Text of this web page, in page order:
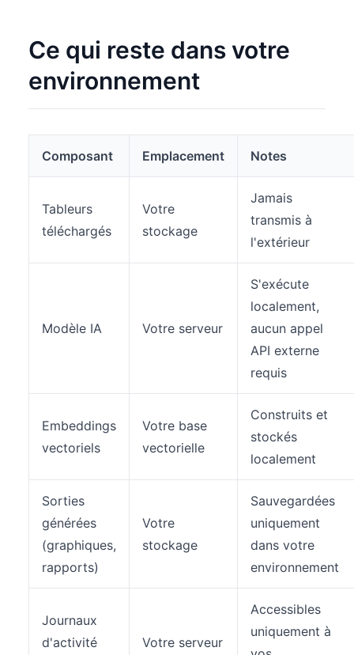
Ce qui reste dans votre
environnement
Composant Emplacement Notes
Tableurs
téléchargés
Votre
stockage
Jamais
transmis à
l'extérieur
Modèle IA Votre serveur
S'exécute
localement,
aucun appel
API externe
requis
Embeddings
vectoriels
Votre base
vectorielle
Construits et
stockés
localement
Sorties
générées
(graphiques,
rapports)
Votre
stockage
Sauvegardées
uniquement
dans votre
environnement
Journaux
d'activité
Votre serveur
Accessibles
uniquement à